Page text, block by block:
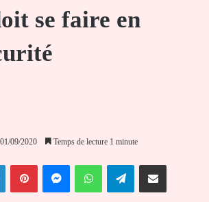
se faire en
01/09/2020 Temps de lecture 1 minute
LinkedinPinterestMessengerWhatsAppTelegramPartager par email